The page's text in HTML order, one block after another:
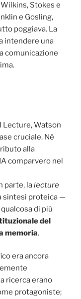
Stokes e
e Gosling,
poggiava. La
intendere una
comunicazione
Lecture, Watson
cruciale. Né
alla
comparvero nel
parte, lalecture
sintesi proteica —
di più
del
memoria.
era ancora
ricerca erano
protagoniste;